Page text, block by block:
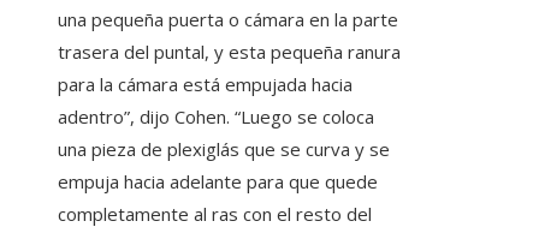
una pequeña puerta o cámara en la parte
trasera del puntal, y esta pequeña ranura
para la cámara está empujada hacia
adentro”, dijo Cohen. “Luego se coloca
una pieza de plexiglás que se curva y se
empuja hacia adelante para que quede
completamente al ras con el resto del